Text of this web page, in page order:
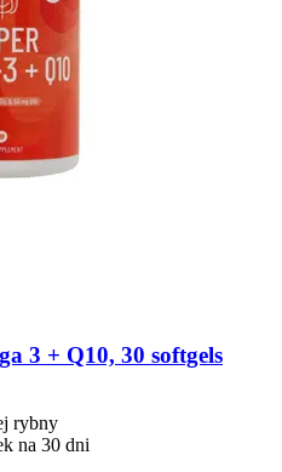
3 + Q10, 30 softgels
rybny
na 30 dni